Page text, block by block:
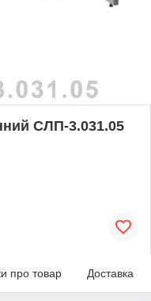
СЛП-3.031.05
про товар Доставка